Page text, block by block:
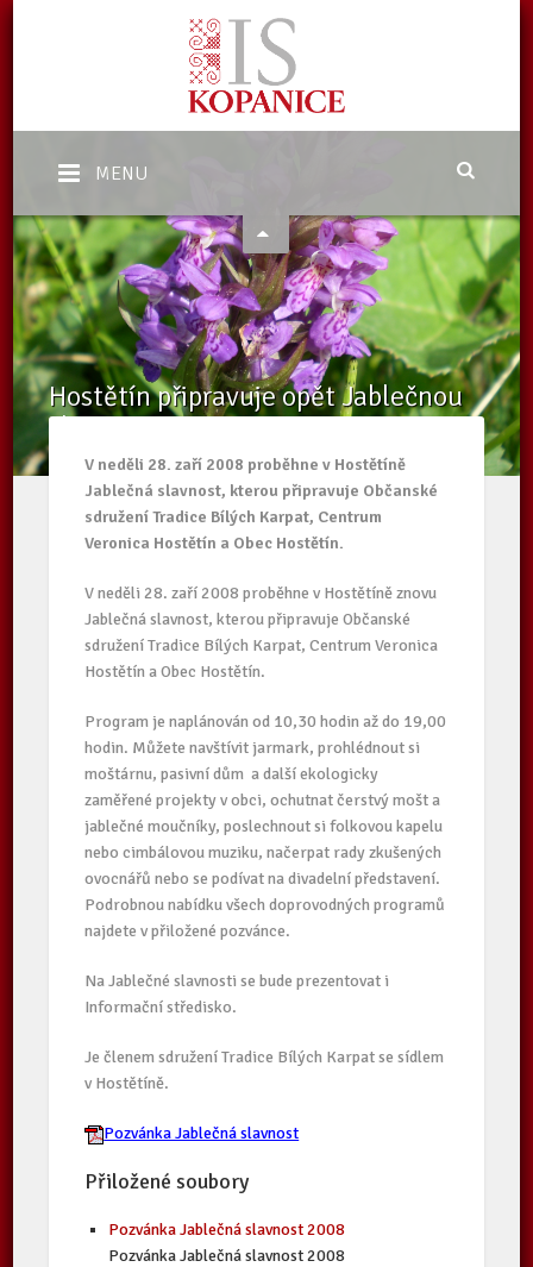
MENU
Hostětín připravuje opět Jablečnou
slavnost
/ Aktuality / Hostětín připravuje opět Jablečnou slavnost
V neděli 28. zaří 2008 proběhne v Hostětíně
Jablečná slavnost, kterou připravuje Občanské
sdružení Tradice Bílých Karpat, Centrum
Veronica Hostětín a Obec Hostětín.
V neděli 28. zaří 2008 proběhne v Hostětíně znovu
Jablečná slavnost, kterou připravuje Občanské
sdružení Tradice Bílých Karpat, Centrum Veronica
Hostětín a Obec Hostětín.
Program je naplánován od 10,30 hodin až do 19,00
hodin. Můžete navštívit jarmark, prohlédnout si
moštárnu, pasivní dům a další ekologicky
zaměřené projekty v obci, ochutnat čerstvý mošt a
jablečné moučníky, poslechnout si folkovou kapelu
nebo cimbálovou muziku, načerpat rady zkušených
ovocnářů nebo se podívat na divadelní představení.
Podrobnou nabídku všech doprovodných programů
najdete v přiložené pozvánce.
Na Jablečné slavnosti se bude prezentovat i
Informační středisko.
Je členem sdružení Tradice Bílých Karpat se sídlem
v Hostětíně.
Pozvánka Jablečná slavnost
Přiložené soubory
Pozvánka Jablečná slavnost 2008
Pozvánka Jablečná slavnost 2008